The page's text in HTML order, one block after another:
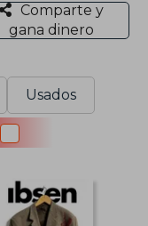
Comparte y
gana dinero
Usados